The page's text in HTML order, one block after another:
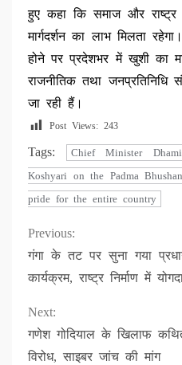
हुए कहा कि समाज और
मार्गदर्शन का लाभ मिलता
होने पर प्रदेशभर में खुशी का
राजनीतिक तथा जनप्रतिनिधि
जा रही हैं।
Post Views: 243
Tags:
Chief Minister
Koshyari on the Padma
pride for the entire country
Continue
Reading
Previous:
गंगा के तट पर सुना गया
कार्यक्रम, राष्ट्र निर्माण में
Next:
गणेश गोदियाल के खिलाफ
विरोध, साइबर जांच की मांग